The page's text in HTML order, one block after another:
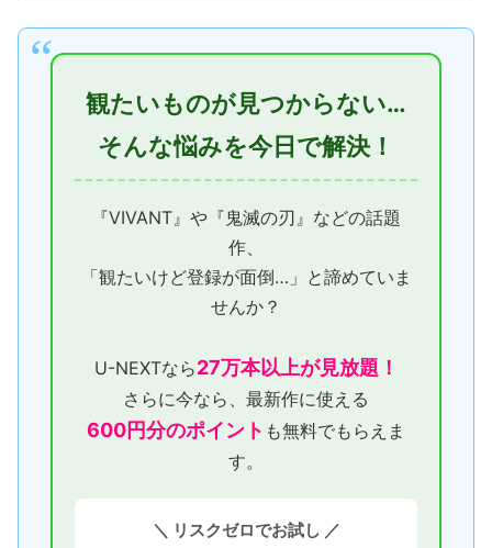
観たいものが見つからない…
そんな悩みを今日で解決！
『VIVANT』や『鬼滅の刃』などの話題
作、
「観たいけど登録が面倒…」と諦めていま
せんか？
U-NEXTなら27万本以上が見放題！
さらに今なら、最新作に使える
600円分のポイント も無料でもらえま
す。
＼ リスクゼロでお試し ／